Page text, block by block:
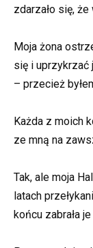
zdarzało się,
Moja żona
się i uprzykrzać
– przecież
Każda z moich
ze mną na
Tak, ale moja
latach
końcu zabrała